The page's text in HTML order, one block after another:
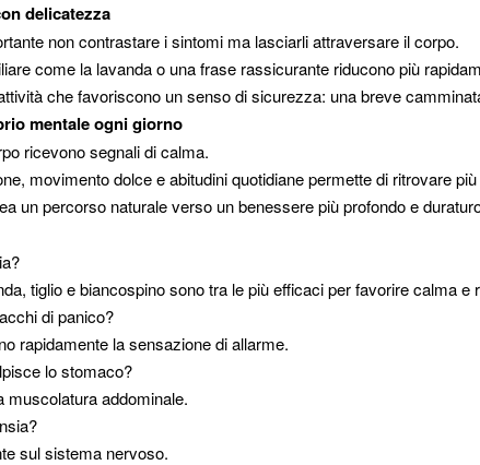
delicatezza
non contrastare i sintomi ma lasciarli attraversare il corpo.
come la lavanda o una frase rassicurante riducono più
che favoriscono un senso di sicurezza: una breve
mentale ogni giorno
ricevono segnali di calma.
movimento dolce e abitudini quotidiane permette di ritrovare
un percorso naturale verso un benessere più profondo e
tiglio e biancospino sono tra le più efficaci per favorire calma e
di panico?
rapidamente la sensazione di allarme.
lo stomaco?
addominale.
sul sistema nervoso.